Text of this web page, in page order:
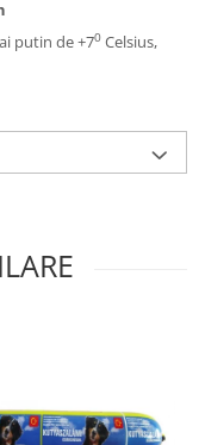
putin de +70 Celsius,